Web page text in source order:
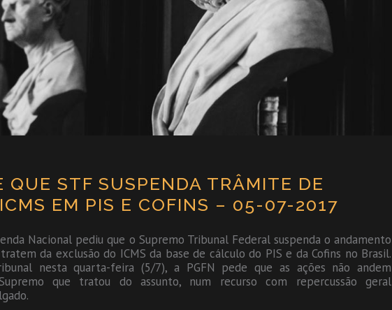
QUE STF SUSPENDA TRÂMITE DE
EM PIS E COFINS – 05-07-2017
Nacional pediu que o Supremo Tribunal Federal suspenda o andamento
da exclusão do ICMS da base de cálculo do PIS e da Cofins no Brasil.
nesta quarta-feira (5/7), a PGFN pede que as ações não andem
que tratou do assunto, num recurso com repercussão geral